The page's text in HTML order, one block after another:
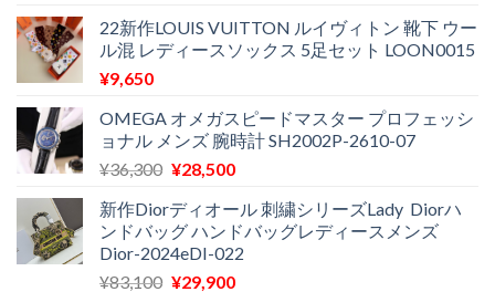
価
格
で
し
た。
の
価
¥11,900
で
す。
22新作LOUIS VUITTON ルイヴィトン 靴下 ウー
ル混 レディースソックス 5足セット LOON0015
¥9,650
OMEGA オメガスピードマスター プロフェッシ
ョナル メンズ 腕時計 SH2002P-2610-07
¥36,300 元
価
格
は
¥36,300
¥28,500現
の
価
格
は
新作Diorディオール 刺繍シリーズLady Diorハ
ンドバッグ ハンドバッグレディースメンズ
Dior-2024eDI-022
¥83,100 元
¥29,900現